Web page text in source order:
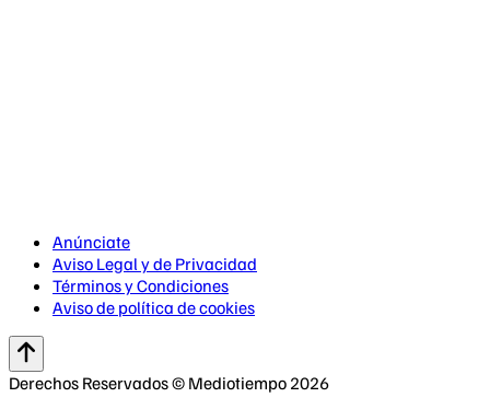
Anúnciate
Aviso Legal y de Privacidad
Términos y Condiciones
Aviso de política de cookies
Derechos Reservados © Mediotiempo 2026